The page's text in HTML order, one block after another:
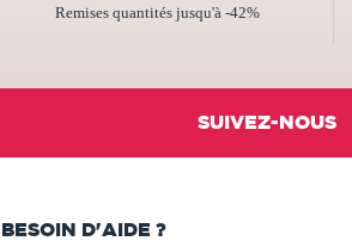
Remises quantités jusqu'à -42%
SUIVEZ-NOUS
BESOIN D'AIDE ?